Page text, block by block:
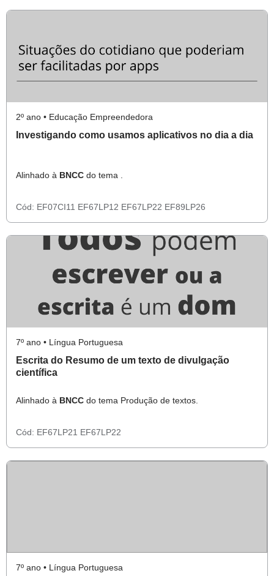
2º ano • Educação Empreendedora
Investigando como usamos aplicativos no dia a dia
Alinhado à BNCC do tema .
Cód: EF07CI11 EF67LP12 EF67LP22 EF89LP26
7º ano • Língua Portuguesa
Escrita do Resumo de um texto de divulgação
científica
Alinhado à BNCC do tema Produção de textos.
Cód: EF67LP21 EF67LP22
7º ano • Língua Portuguesa